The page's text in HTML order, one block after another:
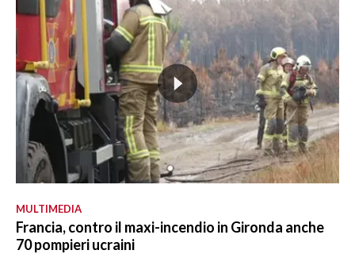
MULTIMEDIA
Francia, contro il maxi-incendio in Gironda anche
70 pompieri ucraini